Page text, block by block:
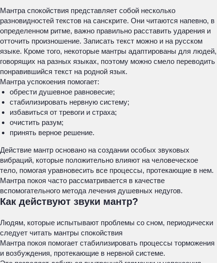
Мантра спокойствия представляет собой несколько
разновидностей текстов на санскрите. Они читаются напевно, в
определенном ритме, важно правильно расставить ударения и
отточить произношение. Записать текст можно и на русском
языке. Кроме того, некоторые мантры адаптированы для людей,
говорящих на разных языках, поэтому можно смело переводить
понравившийся текст на родной язык.
Мантра успокоения помогает:
обрести душевное равновесие;
стабилизировать нервную систему;
избавиться от тревоги и страха;
очистить разум;
принять верное решение.
Действие мантр основано на создании особых звуковых
вибраций, которые положительно влияют на человеческое
тело, помогая уравновесить все процессы, протекающие в нем.
Мантра покоя часто рассматривается в качестве
вспомогательного метода лечения душевных недугов.
Как действуют звуки мантр?
Людям, которые испытывают проблемы со сном, периодически
следует читать мантры спокойствия
Мантра покоя помогает стабилизировать процессы торможения
и возбуждения, протекающие в нервной системе.